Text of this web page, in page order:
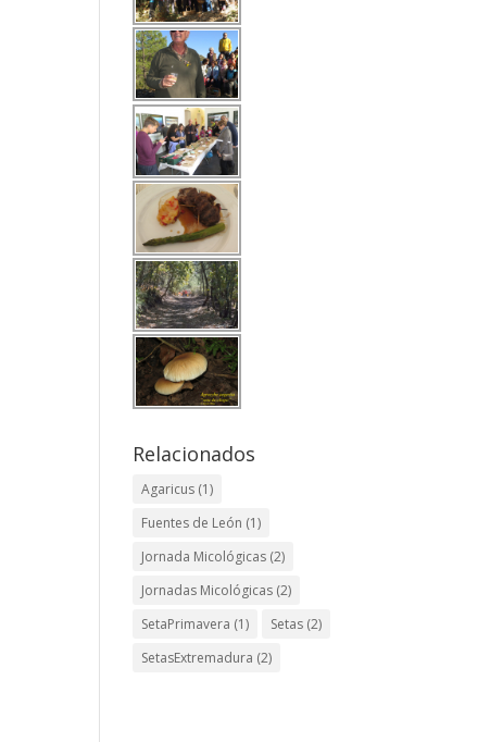
Relacionados
Agaricus (1)
Fuentes de León (1)
Jornada Micológicas (2)
Jornadas Micológicas (2)
SetaPrimavera (1) Setas (2)
SetasExtremadura (2)